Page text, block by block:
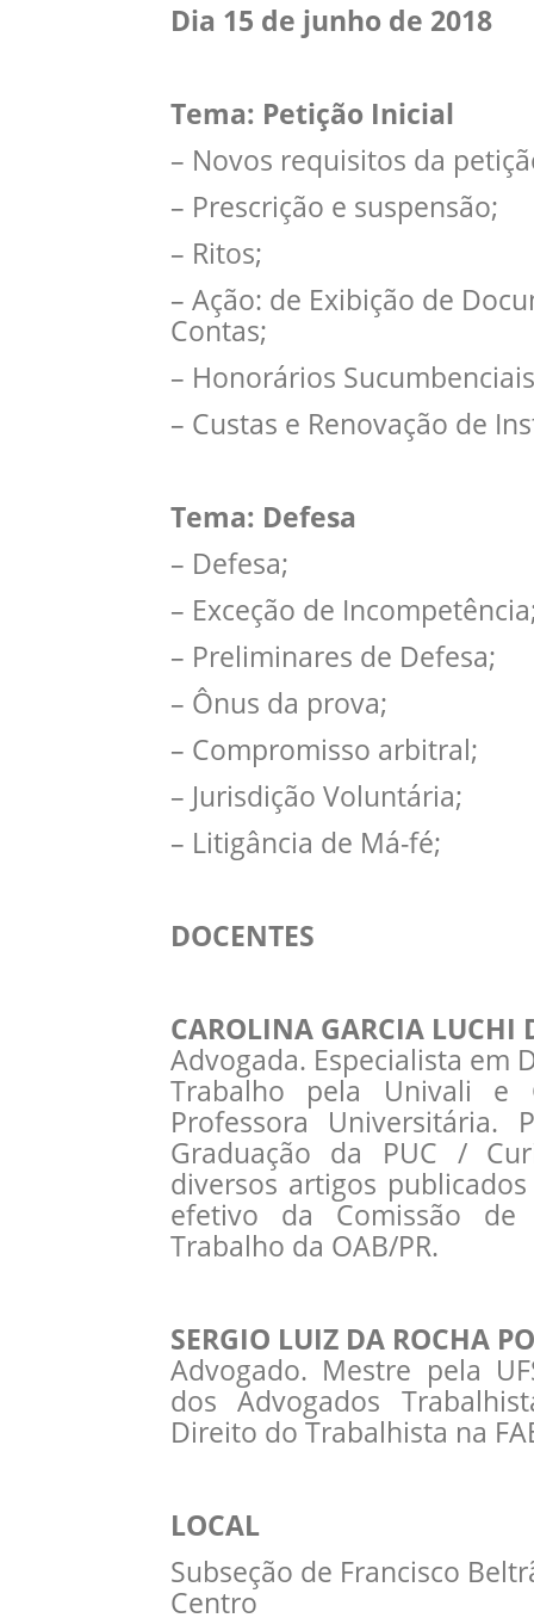
Dia 15 de junho de 2018
Tema: Petição Inicial
– Novos requisitos da
– Prescrição e suspensão;
– Ritos;
– Ação: de Exibição de
Contas;
– Honorários
– Custas e Renovação de
Tema: Defesa
– Defesa;
– Exceção de
– Preliminares de Defesa;
– Ônus da prova;
– Compromisso arbitral;
– Jurisdição Voluntária;
– Litigância de Má-fé;
DOCENTES
CAROLINA GARCIA LUCHI
Advogada. Especialista em
Trabalho pela Univali e
Professora Universitária.
Graduação da PUC /
diversos artigos
efetivo da Comissão
Trabalho da OAB/PR.
SERGIO LUIZ DA ROCHA
Advogado. Mestre pela
dos Advogados
Direito do Trabalhista na
LOCAL
Subseção de Francisco
Centro